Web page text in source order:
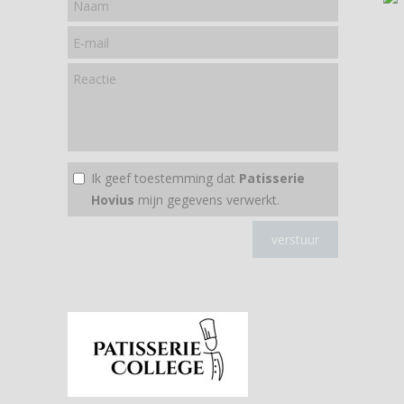
Ik geef toestemming dat Patisserie
Hovius mijn gegevens verwerkt.